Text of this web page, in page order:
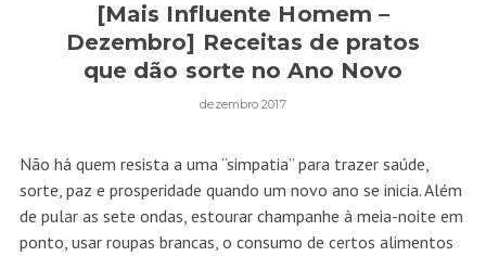
[Mais Influente Homem –
Dezembro] Receitas de pratos
que dão sorte no Ano Novo
dezembro 2017
Não há quem resista a uma “simpatia” para trazer saúde,
sorte, paz e prosperidade quando um novo ano se inicia. Além
de pular as sete ondas, estourar champanhe à meia-noite em
ponto, usar roupas brancas, o consumo de certos alimentos